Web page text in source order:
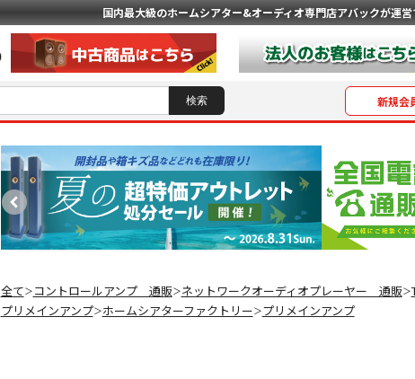
国内最大級のホームシアター&オーディオ専門店アバックが運営
新規会
全て＞ コントロールアンプ 通販＞ネットワークオーディオプレーヤー 通販＞
プリメインアンプ＞ホームシアターファクトリー＞プリメインアンプ